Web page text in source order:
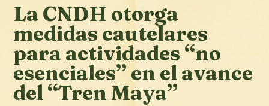
La CNDH otorga
medidas cautelares
para actividades “no
esenciales” en el avance
del “Tren Maya”